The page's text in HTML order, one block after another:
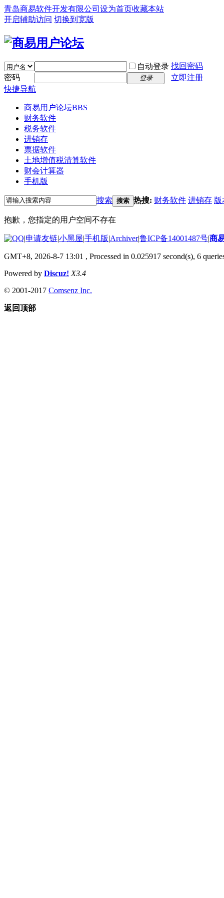
青岛商易软件开发有限公司 设为首页收藏本站
开启辅助访问 切换到宽版
自动登录 找回密码
密码
登录
立即注册
快捷导航
商易用户论坛BBS
财务软件
税务软件
进销存
票据软件
土地增值税清算软件
财会计算器
手机版
搜索 搜索 热搜: 财务软件 进销存 版
抱歉，您指定的用户空间不存在
|申请友链|小黑屋|手机版|Archiver|鲁ICP备14001487号|商
GMT+8, 2026-8-7 13:01 , Processed in 0.025917 second(s), 6
Powered by Discuz! X3.4
© 2001-2017 Comsenz Inc.
返回顶部